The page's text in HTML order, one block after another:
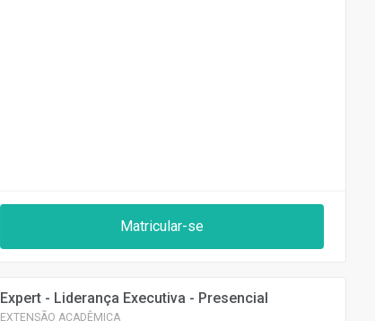
Matricular-se
Expert - Liderança Executiva - Presencial
EXTENSÃO ACADÊMICA